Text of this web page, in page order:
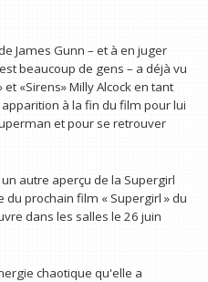
James Gunn – et à en juger
beaucoup de gens – a déjà vu
«Sirens» Milly Alcock en tant
à la fin du film pour lui
et pour se retrouver
autre aperçu de la Supergirl
prochain film « Supergirl » du
dans les salles le 26 juin
chaotique qu'elle a